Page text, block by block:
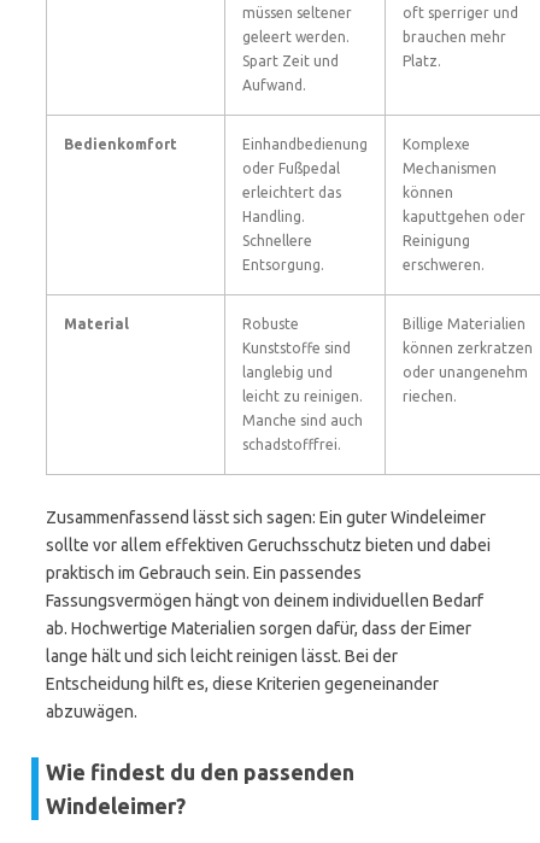
müssen seltener
geleert werden.
Spart Zeit und
Aufwand.
oft sperriger und
brauchen mehr
Platz.
Bedienkomfort
Einhandbedienung
oder Fußpedal
erleichtert das
Handling.
Schnellere
Entsorgung.
Komplexe
Mechanismen
können
kaputtgehen oder
Reinigung
erschweren.
Material
Robuste
Kunststoffe sind
langlebig und
leicht zu reinigen.
Manche sind auch
schadstofffrei.
Billige Materialien
können zerkratzen
oder unangenehm
riechen.
Zusammenfassend lässt sich sagen: Ein guter Windeleimer
sollte vor allem effektiven Geruchsschutz bieten und dabei
praktisch im Gebrauch sein. Ein passendes
Fassungsvermögen hängt von deinem individuellen Bedarf
ab. Hochwertige Materialien sorgen dafür, dass der Eimer
lange hält und sich leicht reinigen lässt. Bei der
Entscheidung hilft es, diese Kriterien gegeneinander
abzuwägen.
Wie findest du den passenden
Windeleimer?